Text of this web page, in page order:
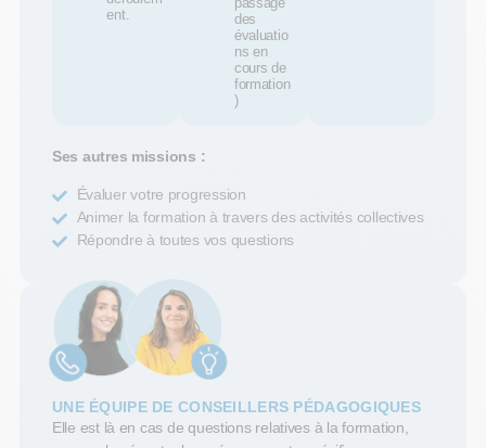
ent.
passage
des
évaluatio
ns en
cours de
formation
)
Ses autres missions :
Évaluer votre progression
Animer la formation à travers des activités collectives
Répondre à toutes vos questions
UNE ÉQUIPE DE CONSEILLERS PÉDAGOGIQUES
Elle est là en cas de questions relatives à la formation,